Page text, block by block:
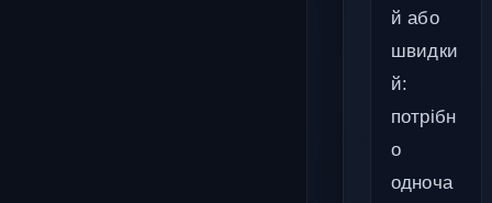
й або
швидки
й:
потрібн
о
одноча